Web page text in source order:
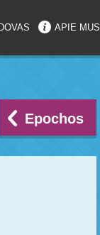
APIE MUS
Epochos